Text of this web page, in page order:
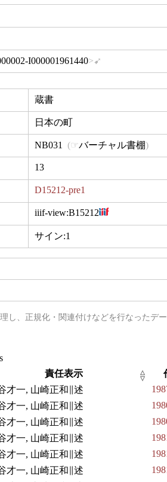
I000001961440
蔵書
日本の町
NB031 バーチャル書棚
13
D15212-pre1
iiif-view:B15212
サイン:1
し、正規化・関連付けなどを行なったデ
責任表示
△
▽
才一, 山崎正和∥述
才一, 山崎正和∥述
才一, 山崎正和∥述
才一, 山崎正和∥述
才一, 山崎正和∥述
才一, 山崎正和∥述